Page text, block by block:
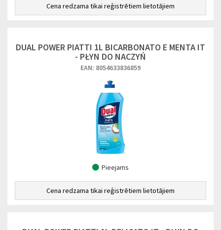
Cena redzama tikai reģistrētiem lietotājiem
DUAL POWER PIATTI 1L BICARBONATO E MENTA IT
- PŁYN DO NACZYŃ
EAN: 8054633836859
Pieejams
Cena redzama tikai reģistrētiem lietotājiem